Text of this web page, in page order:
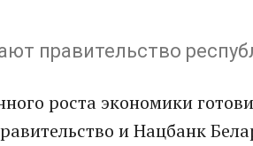
правительство
роста экономики
и Нацбанк